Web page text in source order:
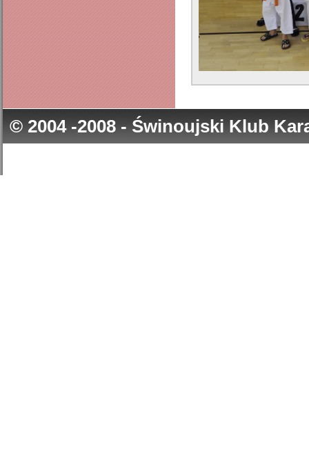
© 2004 -2008 - Świnoujski Klub